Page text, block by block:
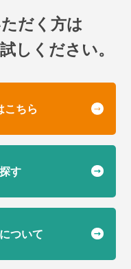
だく方は
しください。
こちら
す
ついて